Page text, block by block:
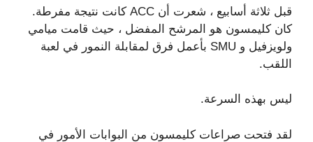
قبل ثلاثة أسابيع ، شعرت أن ACC كانت نتيجة مفرطة.
كان كليمسون هو المرشح المفضل ، حيث قامت ميامي
ولويزفيل و SMU بأعمل فرق لمقابلة النمور في لعبة
اللقب.
ليس بهذه السرعة.
لقد فتحت صراعات كليمسون من البوابات الأمور في